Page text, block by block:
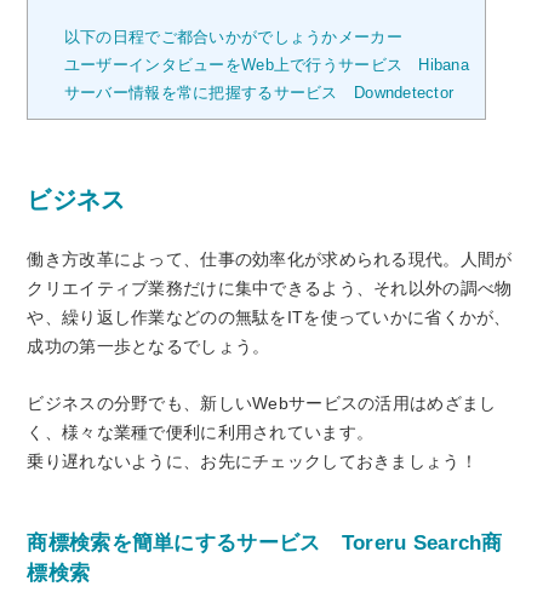
以下の日程でご都合いかがでしょうかメーカー
ユーザーインタビューをWeb上で行うサービス Hibana
サーバー情報を常に把握するサービス Downdetector
ビジネス
働き方改革によって、仕事の効率化が求められる現代。人間が
クリエイティブ業務だけに集中できるよう、それ以外の調べ物
や、繰り返し作業などのの無駄をITを使っていかに省くかが、
成功の第一歩となるでしょう。
ビジネスの分野でも、新しいWebサービスの活用はめざまし
く、様々な業種で便利に利用されています。
乗り遅れないように、お先にチェックしておきましょう！
商標検索を簡単にするサービス Toreru Search商
標検索